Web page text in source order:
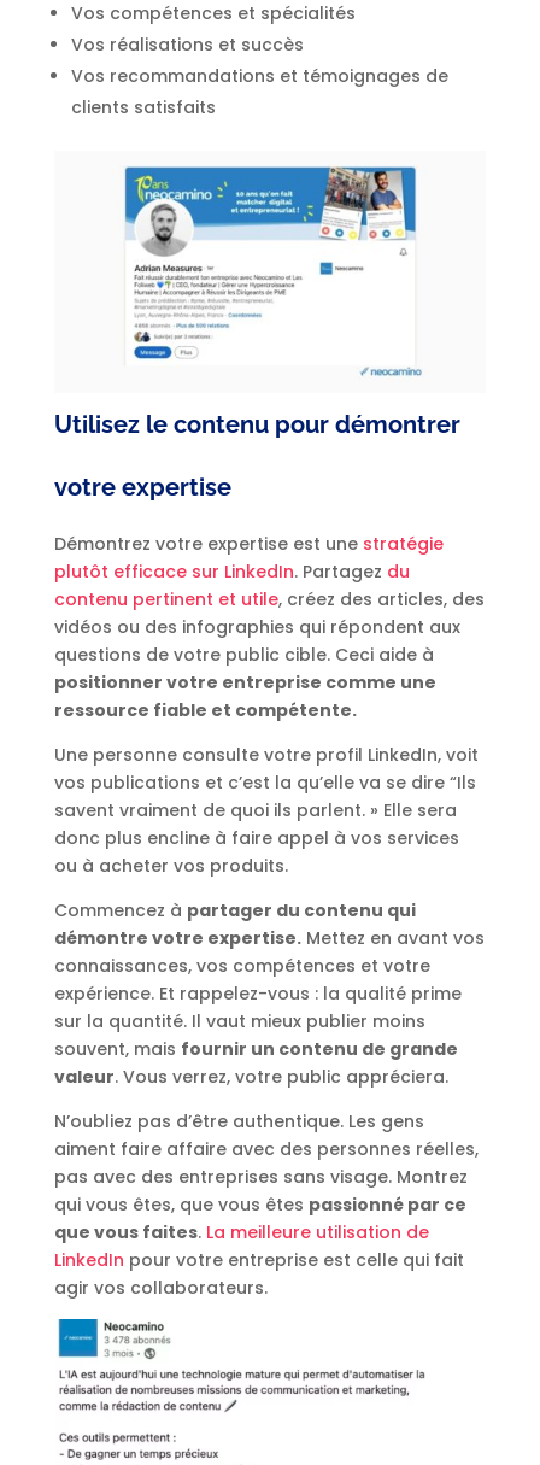
Vos compétences et spécialités
Vos réalisations et succès
Vos recommandations et témoignages de
clients satisfaits
Utilisez le contenu pour démontrer
votre expertise
Démontrez votre expertise est une stratégie
plutôt efficace sur LinkedIn. Partagez du
contenu pertinent et utile, créez des articles, des
vidéos ou des infographies qui répondent aux
questions de votre public cible. Ceci aide à
positionner votre entreprise comme une
ressource fiable et compétente.
Une personne consulte votre profil LinkedIn, voit
vos publications et c’est la qu’elle va se dire “Ils
savent vraiment de quoi ils parlent. » Elle sera
donc plus encline à faire appel à vos services
ou à acheter vos produits.
Commencez à partager du contenu qui
démontre votre expertise.Mettez en avant vos
connaissances, vos compétences et votre
expérience. Et rappelez-vous : la qualité prime
sur la quantité. Il vaut mieux publier moins
souvent, mais fournir un contenu de grande
valeur. Vous verrez, votre public appréciera.
N’oubliez pas d’être authentique. Les gens
aiment faire affaire avec des personnes réelles,
pas avec des entreprises sans visage. Montrez
qui vous êtes, que vous êtes passionné par ce
que vous faites. La meilleure utilisation de
LinkedIn pour votre entreprise est celle qui fait
agir vos collaborateurs.